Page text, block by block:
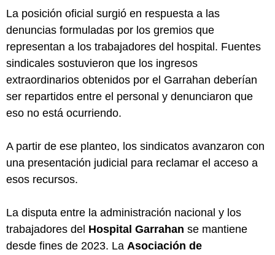
La posición oficial surgió en respuesta a las
denuncias formuladas por los gremios que
representan a los trabajadores del hospital. Fuentes
sindicales sostuvieron que los ingresos
extraordinarios obtenidos por el Garrahan deberían
ser repartidos entre el personal y denunciaron que
eso no está ocurriendo.
A partir de ese planteo, los sindicatos avanzaron con
una presentación judicial para reclamar el acceso a
esos recursos.
La disputa entre la administración nacional y los
trabajadores del Hospital Garrahan se mantiene
desde fines de 2023. La Asociación de